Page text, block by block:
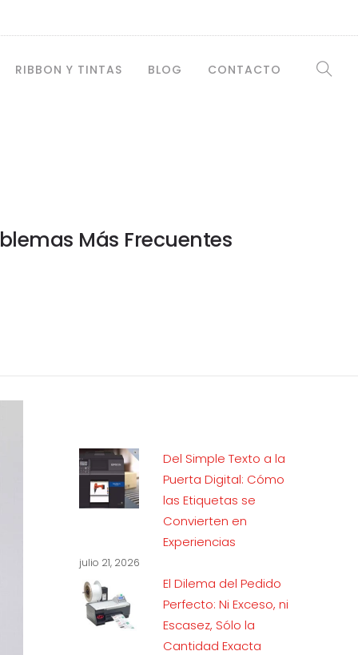
RIBBON Y TINTAS BLOG CONTACTO
Más Frecuentes
Del Simple Texto a la
Puerta Digital: Cómo
las Etiquetas se
Convierten en
Experiencias
julio 21, 2026
El Dilema del Pedido
Perfecto: Ni Exceso, ni
Escasez, Sólo la
Cantidad Exacta